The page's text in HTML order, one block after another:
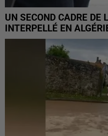
UN SECOND CADRE DE
INTERPELLÉ EN